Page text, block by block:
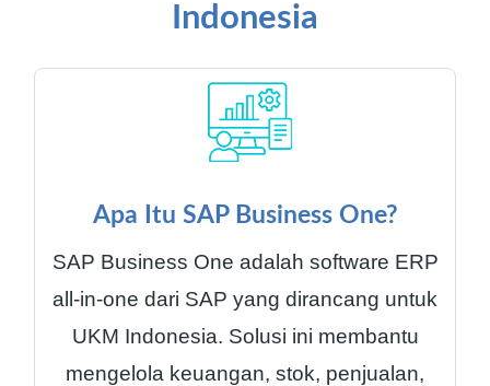
Indonesia
Apa Itu SAP Business One?
SAP Business One adalah software ERP
all-in-one dari SAP yang dirancang untuk
UKM Indonesia. Solusi ini membantu
mengelola keuangan, stok, penjualan,